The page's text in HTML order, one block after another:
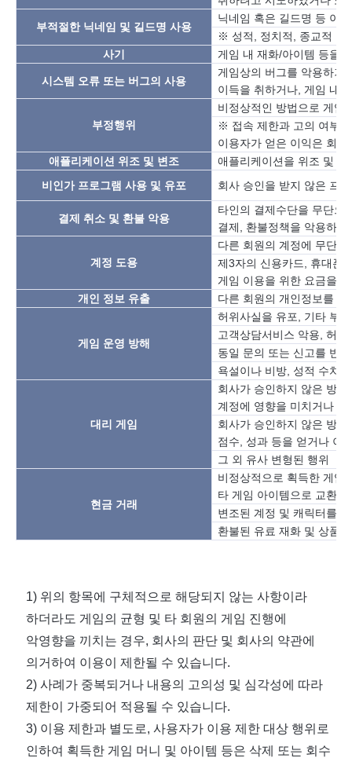
부적절한 닉네임 및 길드명 사용
닉네임 혹은 길드명 등 이름
※ 성적 정치적 종교적
사기
게임 내 재화/아이템 등을
시스템 오류 또는 버그의 사용
게임상의 버그를 악용하거
이득을 취하거나, 게임 내
부정행위
비정상적인 방법으로 게임
※ 접속 제한과 고의 여부와
이용자가 얻은 이익은 회수
애플리케이션 위조 및 변조 애플리케이션을 위조 및
비인가 프로그램 사용 및 유포 회사 승인을 받지 않은 프
결제 취소 및 환불 악용
타인의 결제수단을 무단으
결제
환불정책을 악용하여
계정 도용
다른 회원의 계정에 무단으
제3자의 신용카드 휴대폰
게임 이용을 위한 요금을
개인
정보 유출 다른 회원의 개인정보를
게임 운영 방해
허위사실을 유포 기타 부
고객상담서비스 악용 허위
동일 문의 또는 신고를 반
욕설이나 비방, 성적 수치
대리 게임
회사가 승인하지 않은 방식
계정에 영향을 미치거나
회사가 승인하지 않은 방식
점수
성과 등을 얻거나 이
그 외 유사 변형된 행위
현금 거래
비정상적으로 획득한 게임
타 게임 아이템으로 교환하
변조된 계정 및 캐릭터를
환불된 유료 재화 및 상품을
1) 위의 항목에 구체적으로 해당되지 않는 사항이라
하더라도 게임의 균형 및 타 회원의 게임 진행에
악영향을 끼치는 경우, 회사의 판단 및 회사의 약관에
의거하여 이용이 제한될 수 있습니다.
2)사례가 중복되거나 내용의 고의성 및 심각성에 따라
제한이 가중되어 적용될 수 있습니다.
3) 이용 제한과 별도로,사용자가 이용 제한 대상 행위로
인하여 획득한 게임 머니 및 아이템 등은 삭제 또는 회수